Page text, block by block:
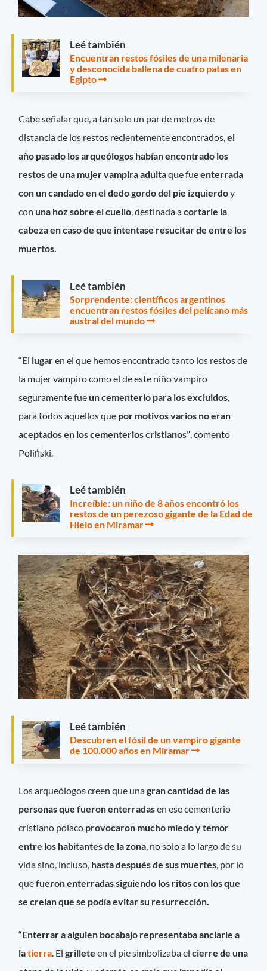
Leé también
Encuentran restos fósiles de una milenaria
y desconocida ballena de cuatro patas en
Egipto
Cabe señalar que, a tan solo un par de metros de
distancia de los restos recientemente encontrados,el
año pasado los arqueólogos habían encontrado los
restos de una mujer vampira adultaque fueenterrada
con un candado en el dedo gordo del pie izquierdoy
con una hoz sobre el cuello, destinada acortarle la
cabeza en caso de que intentase resucitar de entre los
muertos.
Leé también
Sorprendente: científicos argentinos
encuentran restos fósiles del pelícano más
austral del mundo
“El lugaren el que hemos encontrado tanto los restos de
la mujer vampiro como el de este niño vampiro
seguramente fue un cementerio para los excluidos
para todos aquellos que por motivos varios no eran
aceptados en los cementerios cristianos” , comento
Poliński.
Leé también
Increíble: un niño de 8 años encontró los
restos de un perezoso gigante de la Edad de
Hielo en Miramar
Leé también
Descubren el fósil de un vampiro gigante
de 100.000 años en Miramar
Los arqueólogos creen que unagran cantidad de las
personas que fueron enterradasen ese cementerio
cristiano polaco provocaron mucho miedo y temor
entre los habitantes de la zona, no solo a lo largo de su
vida sino, incluso, hasta después de sus muertes, por lo
quefueron enterradas siguiendo los ritos con los que
se creían que se podía evitar su resurrección.
“Enterrar a alguien bocabajo representabaanclarle a
latierra. Elgrillete en el pie simbolizaba elcierre de una